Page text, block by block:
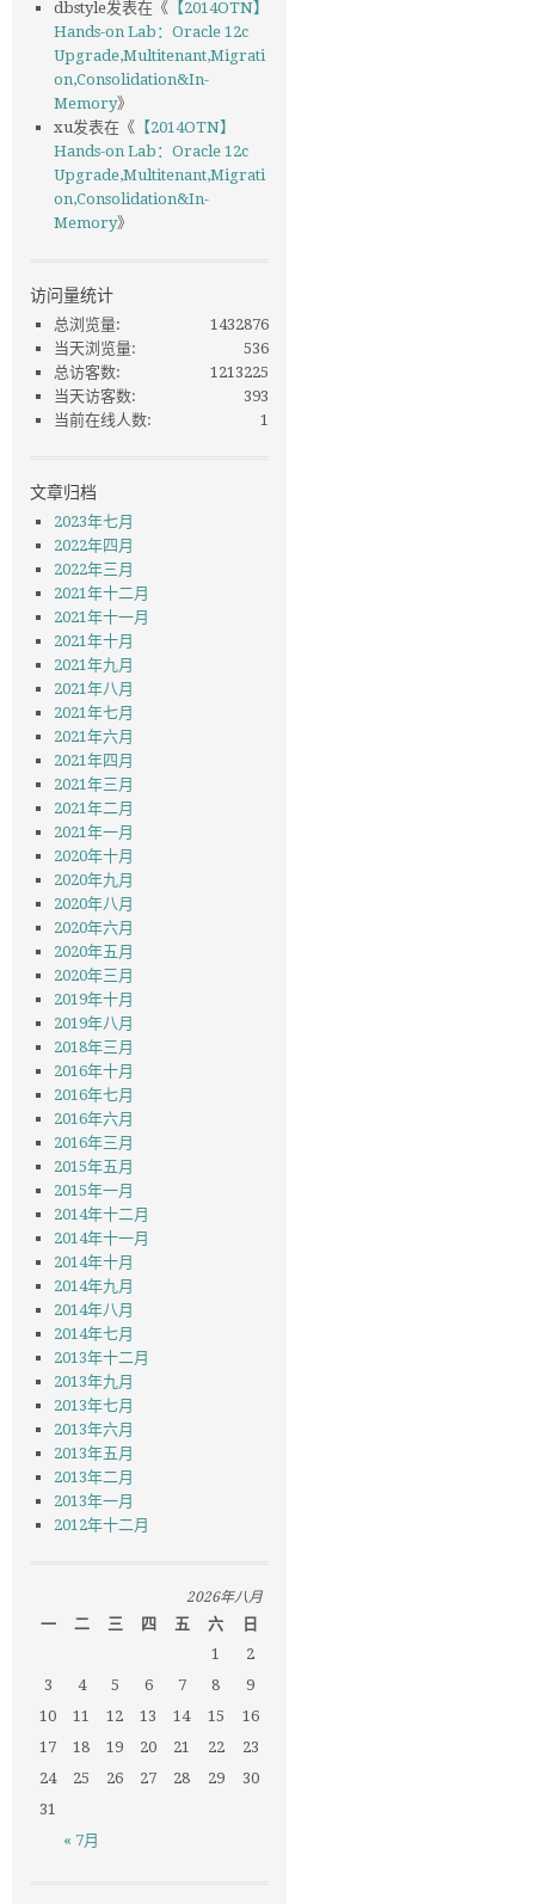
dbstyle发表在《 【2014OTN】
Hands-on Lab：Oracle 12c
Upgrade,Multitenant,Migrati
on,Consolidation&In-
Memory》
xu发表在《 【2014OTN】
Hands-on Lab：Oracle 12c
Upgrade,Multitenant,Migrati
on,Consolidation&In-
Memory》
访问量统计
1432876
总浏览量:
536
当天浏览量:
1213225
总访客数:
393
当天访客数:
1
当前在线人数:
文章归档
2023年七月
2022年四月
2022年三月
2021年十二月
2021年十一月
2021年十月
2021年九月
2021年八月
2021年七月
2021年六月
2021年四月
2021年三月
2021年二月
2021年一月
2020年十月
2020年九月
2020年八月
2020年六月
2020年五月
2020年三月
2019年十月
2019年八月
2018年三月
2016年十月
2016年七月
2016年六月
2016年三月
2015年五月
2015年一月
2014年十二月
2014年十一月
2014年十月
2014年九月
2014年八月
2014年七月
2013年十二月
2013年九月
2013年七月
2013年六月
2013年五月
2013年二月
2013年一月
2012年十二月
2026年八月
一 二 三 四 五 六 日
« 7月
1
2
3
4 5 6 7 8
9
10
11 12 13 14 15
16
17
18 19 20 21 22
23
24
25 26 27 28 29
30
31